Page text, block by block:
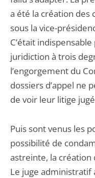
a été la création des
sous la vice-
C’était
juridiction à trois
l’engorgement du
dossiers d’appel ne
de voir leur litige
Puis sont venus les
possibilité de
astreinte, la création
Le juge administratif